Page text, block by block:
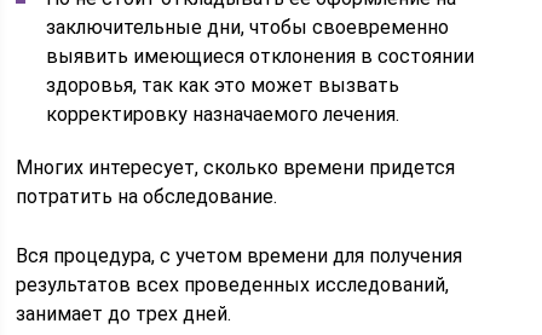
заключительные дни, чтобы своевременно
выявить имеющиеся отклонения в состоянии
здоровья, так как это может вызвать
корректировку назначаемого лечения.
Многих интересует, сколько времени придется
потратить на обследование.
Вся процедура, с учетом времени для получения
результатов всех проведенных исследований,
занимает до трех дней.